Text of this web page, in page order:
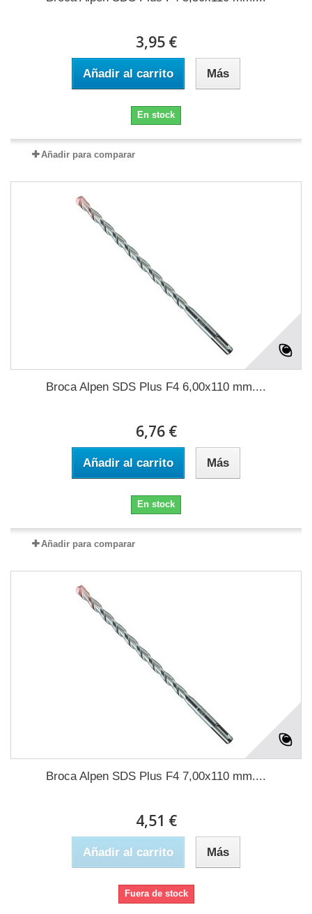
3,95 €
Añadir al carrito Más
En stock
Añadir para comparar
Broca Alpen SDS Plus F4 6,00x110 mm....
6,76 €
Añadir al carrito Más
En stock
Añadir para comparar
Broca Alpen SDS Plus F4 7,00x110 mm....
4,51 €
Añadir al carrito Más
Fuera de stock